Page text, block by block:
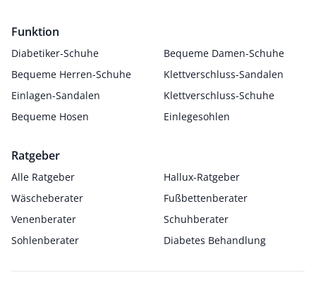
Funktion
Diabetiker-Schuhe
Bequeme Damen-Schuhe
Bequeme Herren-Schuhe
Klettverschluss-Sandalen
Einlagen-Sandalen
Klettverschluss-Schuhe
Bequeme Hosen
Einlegesohlen
Ratgeber
Alle Ratgeber
Hallux-Ratgeber
Wäscheberater
Fußbettenberater
Venenberater
Schuhberater
Sohlenberater
Diabetes Behandlung